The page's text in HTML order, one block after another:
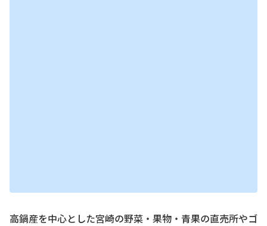
高鍋産を中心とした宮崎の野菜・果物・青果の直売所やゴ